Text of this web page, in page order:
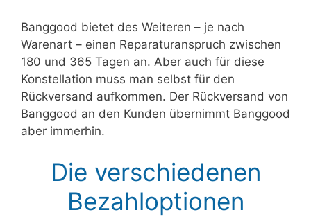
Banggood bietet des Weiteren – je nach
Warenart – einen Reparaturanspruch zwischen
180 und 365 Tagen an. Aber auch für diese
Konstellation muss man selbst für den
Rückversand aufkommen. Der Rückversand von
Banggood an den Kunden übernimmt Banggood
aber immerhin.
Die verschiedenen
Bezahloptionen